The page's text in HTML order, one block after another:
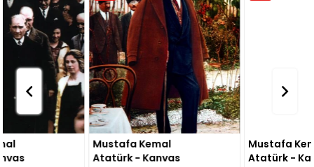
Mustafa Kemal
Atatürk - Kanvas
Mustafa Kemal
Atatürk - Kanvas